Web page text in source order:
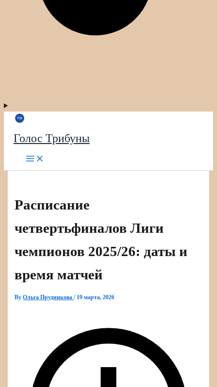
Голос Трибуны
Расписание
четвертьфиналов Лиги
чемпионов 2025/26: даты и
время матчей
ByОльга Прудникова/ 19 марта, 2026